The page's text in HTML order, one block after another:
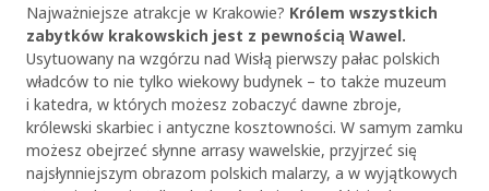
Najważniejsze atrakcje w Krakowie? Królem wszystkich
zabytków krakowskich jest z pewnością Wawel.
Usytuowany na wzgórzu nad Wisłą pierwszy pałac polskich
władców to nie tylko wiekowy budynek – to także muzeum
i katedra, w których możesz zobaczyć dawne zbroje,
królewski skarbiec i antyczne kosztowności. W samym zamku
możesz obejrzeć słynne arrasy wawelskie, przyjrzeć się
najsłynniejszym obrazom polskich malarzy, a w wyjątkowych